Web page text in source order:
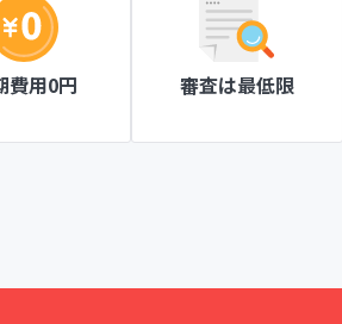
費用0円 審査は最低限
ページ作成が簡単な操作ででき、見やすいツ
も安心です。
member's club ニッティメンバーズクラブ